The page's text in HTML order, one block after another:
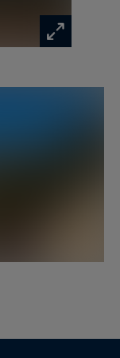
bureau
direct à une
d’environ